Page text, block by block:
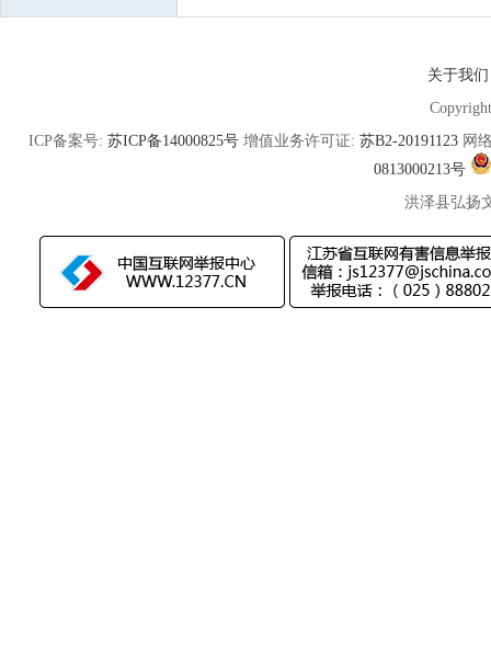
关于我们
ICP备案号: 苏ICP备14000825号 增值业务许可证: 苏B2-20191123 网
0813000213号
洪泽县弘扬